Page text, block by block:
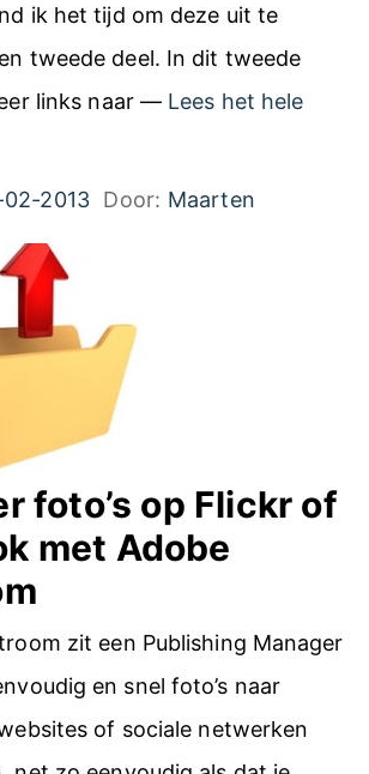
ik het tijd om deze uit te
tweede deel. In dit tweede
links naar — Lees het hele
2013 Door: Maarten
foto’s op Flickr of
met Adobe
zit een Publishing Manager
en snel foto’s naar
of sociale netwerken